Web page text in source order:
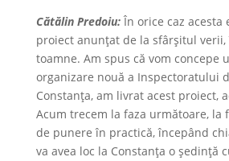
Cătălin Predoiu:În orice caz acesta
proiect anunțat de la sfârșitul
toamne. Am spus că vom concepe
organizare nouă a Inspectoratului
Constanța, am livrat acest proiect,
Acum trecem la faza următoare, la
de punere în practică, începând
va avea loc la Constanța o ședință